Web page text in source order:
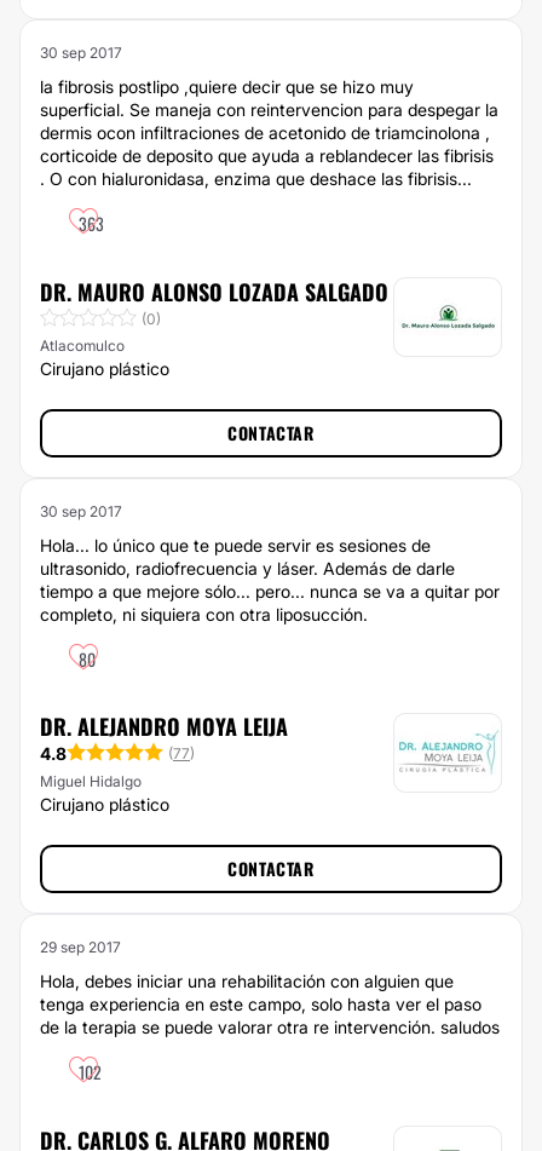
30 sep 2017
la fibrosis postlipo ,quiere decir que se hizo muy
superficial. Se maneja con reintervencion para despegar la
dermis ocon infiltraciones de acetonido de triamcinolona ,
corticoide de deposito que ayuda a reblandecer las fibrisis
. O con hialuronidasa, enzima que deshace las fibrisis...
363
DR. MAURO ALONSO LOZADA SALGADO
(0)
Atlacomulco
Cirujano plástico
CONTACTAR
30 sep 2017
Hola... lo único que te puede servir es sesiones de
ultrasonido, radiofrecuencia y láser. Además de darle
tiempo a que mejore sólo... pero... nunca se va a quitar por
completo, ni siquiera con otra liposucción.
80
DR. ALEJANDRO MOYA LEIJA
4.8 (77)
Miguel Hidalgo
Cirujano plástico
CONTACTAR
29 sep 2017
Hola, debes iniciar una rehabilitación con alguien que
tenga experiencia en este campo, solo hasta ver el paso
de la terapia se puede valorar otra re intervención. saludos
102
DR. CARLOS G. ALFARO MORENO